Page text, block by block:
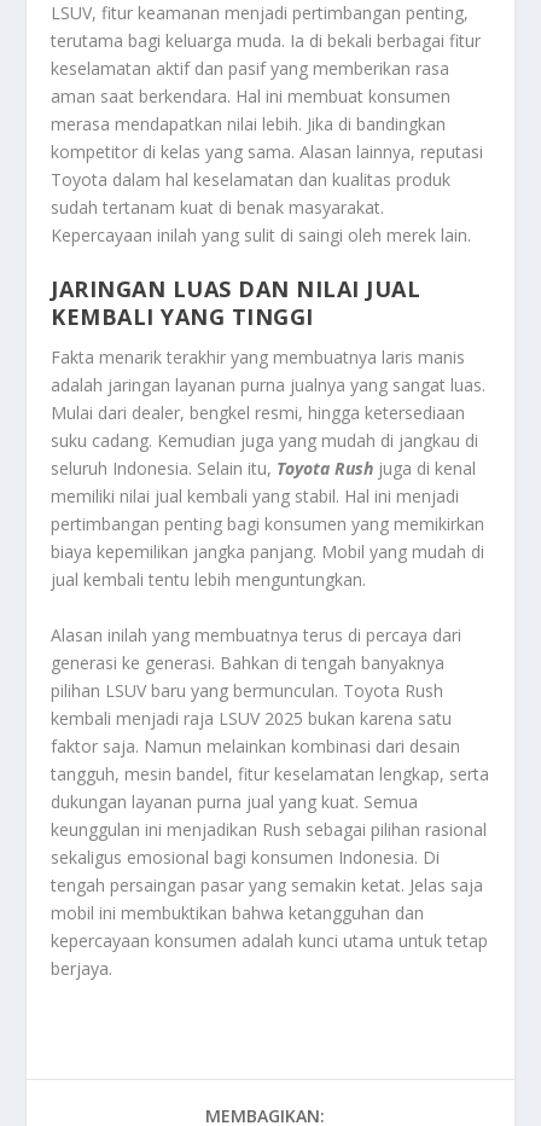
LSUV, fitur keamanan menjadi pertimbangan penting,
terutama bagi keluarga muda. Ia di bekali berbagai fitur
keselamatan aktif dan pasif yang memberikan rasa
aman saat berkendara. Hal ini membuat konsumen
merasa mendapatkan nilai lebih. Jika di bandingkan
kompetitor di kelas yang sama. Alasan lainnya, reputasi
Toyota dalam hal keselamatan dan kualitas produk
sudah tertanam kuat di benak masyarakat.
Kepercayaan inilah yang sulit di saingi oleh merek lain.
JARINGAN LUAS DAN NILAI JUAL
KEMBALI YANG TINGGI
Fakta menarik terakhir yang membuatnya laris manis
adalah jaringan layanan purna jualnya yang sangat luas.
Mulai dari dealer, bengkel resmi, hingga ketersediaan
suku cadang. Kemudian juga yang mudah di jangkau di
seluruh Indonesia. Selain itu, Toyota Rush juga di kenal
memiliki nilai jual kembali yang stabil. Hal ini menjadi
pertimbangan penting bagi konsumen yang memikirkan
biaya kepemilikan jangka panjang. Mobil yang mudah di
jual kembali tentu lebih menguntungkan.
Alasan inilah yang membuatnya terus di percaya dari
generasi ke generasi. Bahkan di tengah banyaknya
pilihan LSUV baru yang bermunculan. Toyota Rush
kembali menjadi raja LSUV 2025 bukan karena satu
faktor saja. Namun melainkan kombinasi dari desain
tangguh, mesin bandel, fitur keselamatan lengkap, serta
dukungan layanan purna jual yang kuat. Semua
keunggulan ini menjadikan Rush sebagai pilihan rasional
sekaligus emosional bagi konsumen Indonesia. Di
tengah persaingan pasar yang semakin ketat. Jelas saja
mobil ini membuktikan bahwa ketangguhan dan
kepercayaan konsumen adalah kunci utama untuk tetap
berjaya.
MEMBAGIKAN: